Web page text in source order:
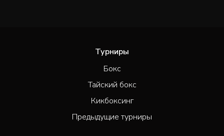
Турниры
Бокс
Тайский бокс
Кикбоксинг
Предыдущие турниры